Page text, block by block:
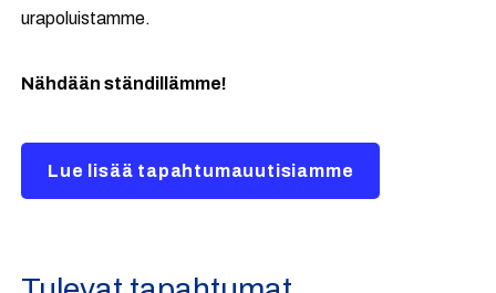
urapoluistamme.
Nähdään ständillämme!
Lue lisää tapahtumauutisiamme